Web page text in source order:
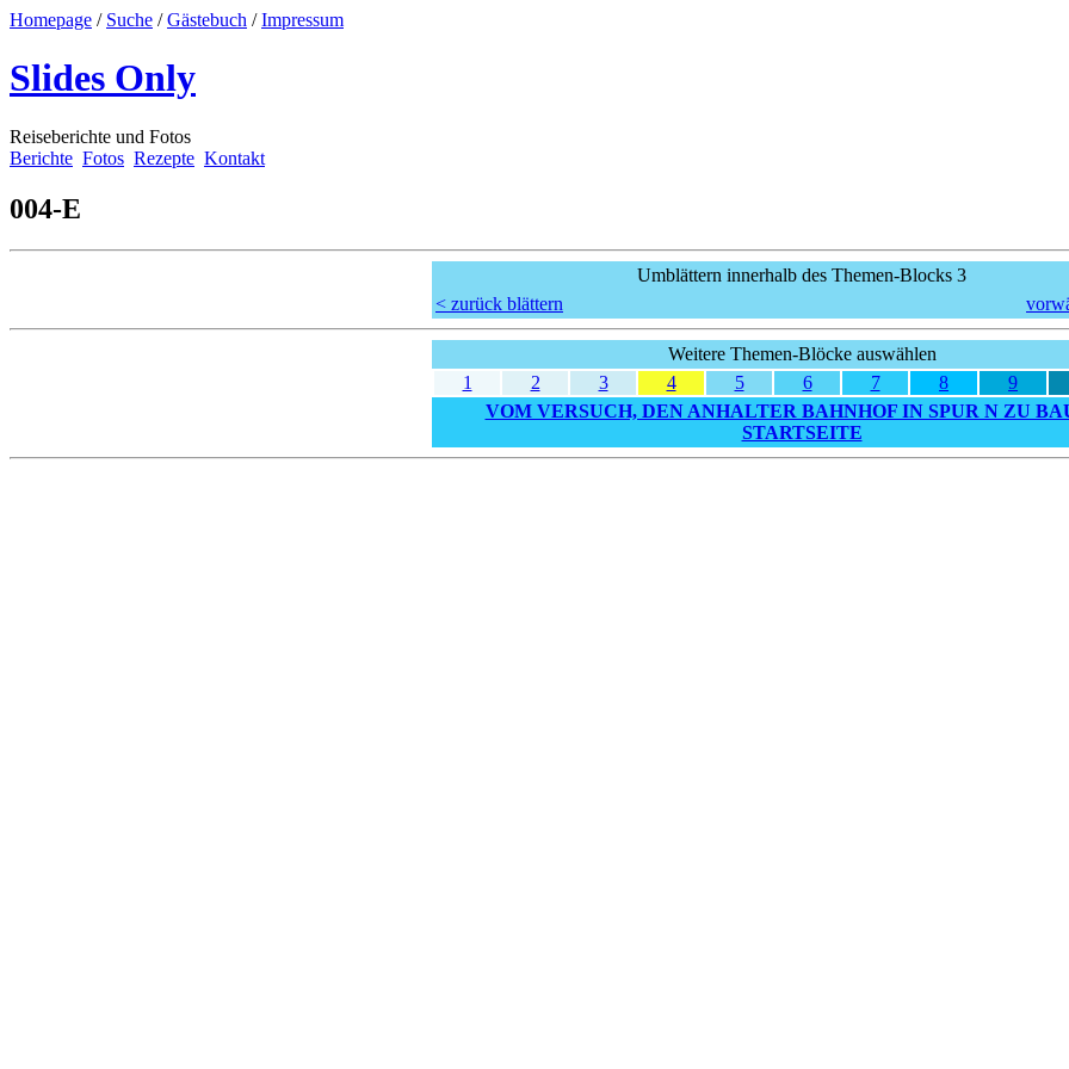
Homepage / Suche /Gästebuch /Impressum
Slides Only
Reiseberichte und Fotos
Berichte Fotos Rezepte Kontakt
004-E
Umblättern innerhalb des Themen-Blocks 3
< zurück blättern
Weitere Themen-Blöcke auswählen
1
2 3 4 5 6 7 8 9
VOM VERSUCH, DEN ANHALTER BAHNHOF IN SPUR N ZU
STARTSEITE